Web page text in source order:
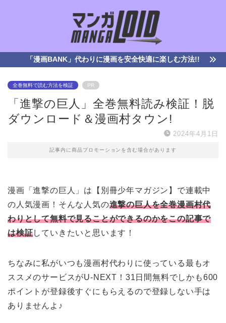
「漫画BANK」代わりに漫画を安全快適に楽しむ方法!!
全巻無料で読む方法を検証 PR
「進撃の巨人」全巻無料読み検証！脱
ダウンロード＆漫画村タウン!
2024年4月1日
記事内に商品プロモーションを含む場合があります
漫画「進撃の巨人」は【別冊少年マガジン】で連載中
の人気漫画！そんな人気の進撃の巨人を全巻漫画村代
わりとして無料で見ることができるのかをこの記事で
は検証していきたいと思います！
ちなみに私がいつも漫画村代わりに使っている最もオ
ススメのサービスがU-NEXT！31日間無料でしかも600
ポイントが登録後すぐにもらえるので登録しない手は
ありませんよ♪